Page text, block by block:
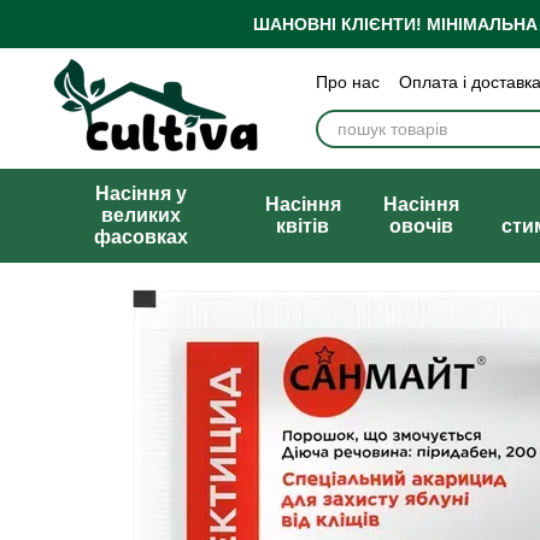
Перейти до основного контентуШАНОВНІ КЛІЄНТИ!
Про нас
Оплата і доставка
Бренди
Блог
Публічна оферта
Насіння у
великих
фасовках
Насіння
квітів
Насіння
овочів